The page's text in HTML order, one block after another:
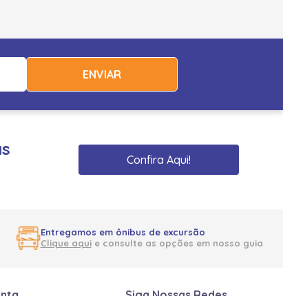
ENVIAR
Confira Aqui!
Entregamos em ônibus de excursão
Clique aquie consulte as opções em nosso guia